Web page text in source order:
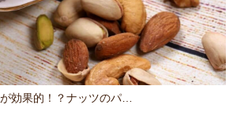
効果的！？ナッツのパ…